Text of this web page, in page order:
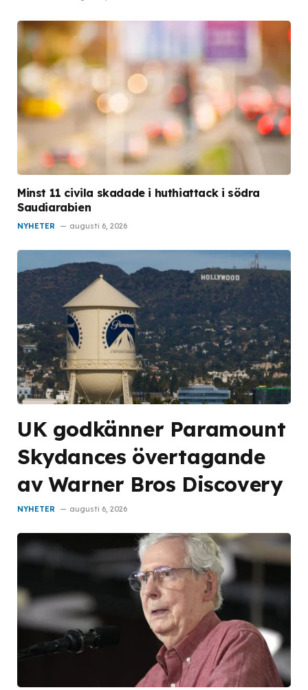
Minst 11 civila skadade i huthiattack i södra
Saudiarabien
NYHETER augusti 6, 2026
UK godkänner Paramount
Skydances övertagande
av Warner Bros Discovery
NYHETER augusti 6, 2026